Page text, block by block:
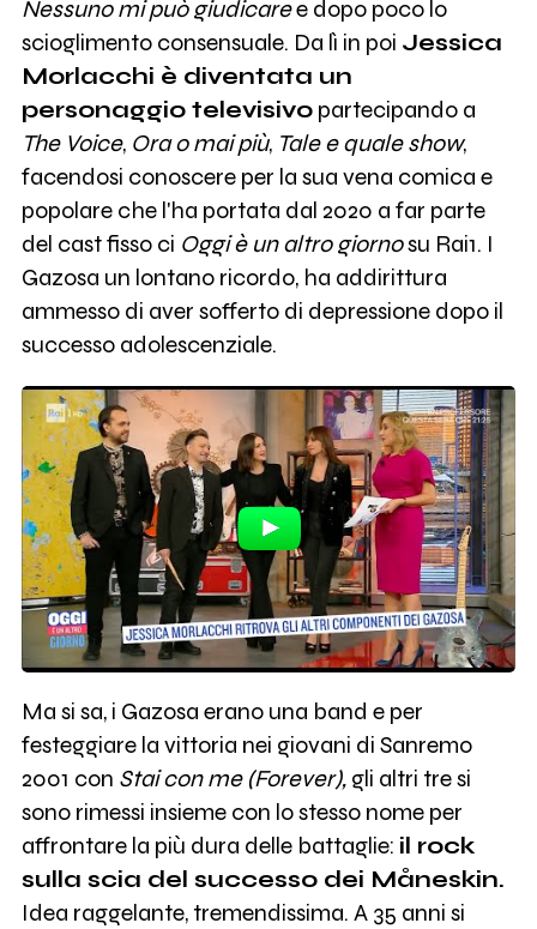
Nessuno mi può giudicaree dopo poco lo
scioglimento consensuale. Da lì in poi Jessica
Morlacchi è diventata un
personaggio televisivopartecipando a
The Voice, Ora o mai più, Tale e quale show,
facendosi conoscere per la sua vena comica e
popolare che l'ha portata dal 2020 a far parte
del cast fisso ci Oggi è un altro giornosu Rai1. I
Gazosa un lontano ricordo, ha addirittura
ammesso di aver sofferto di depressione dopo il
successo adolescenziale.
Ma si sa, i Gazosa erano una band e per
festeggiare la vittoria nei giovani di Sanremo
2001 con Stai con me (Forever),gli altri tre si
sono rimessi insieme con lo stesso nome per
affrontare la più dura delle battaglie: il rock
sulla scia del successo dei Måneskin.
Idea raggelante, tremendissima. A 35 anni si